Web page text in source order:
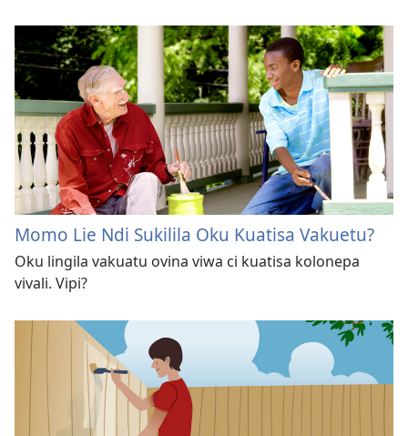
Momo Lie Ndi Sukilila Oku Kuatisa Vakuetu?
Oku lingila vakuatu ovina viwa ci kuatisa kolonepa
vivali. Vipi?